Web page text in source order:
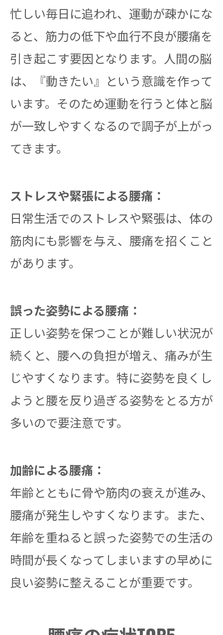
忙しい毎日に追われ、運動が疎かにな
ると、筋力の低下や血行不良が腰痛を
引き起こす要因となります。人間の脳
は、『動きたい』という意識を作って
います。そのため運動を行うと体と脳
が一致しやすくなるので調子が上がっ
てきます。
ストレスや緊張による腰痛：
日常生活でのストレスや緊張は、体の
筋肉にも影響を与え、腰痛を招くこと
があります。
誤った姿勢による腰痛：
正しい姿勢を保つことが難しい状況が
続くと、腰への負担が増え、痛みが生
じやすくなります。特に姿勢を良くし
ようと腰を反り過ぎる姿勢をとる方が
多いので要注意です。
加齢による腰痛：
年齢とともに骨や筋肉の衰えが進み、
腰痛が発生しやすくなります。また、
年齢を重ねると誤った姿勢での生活の
時間が長くなってしまいますの早めに
良い姿勢に整えることが重要です。